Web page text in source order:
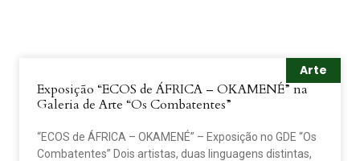
Arte
Exposição “ECOS de ÁFRICA – OKAMENÉ” na
Galeria de Arte “Os Combatentes”
“ECOS de ÁFRICA – OKAMENÉ” – Exposição no GDE “Os
Combatentes” Dois artistas, duas linguagens distintas,